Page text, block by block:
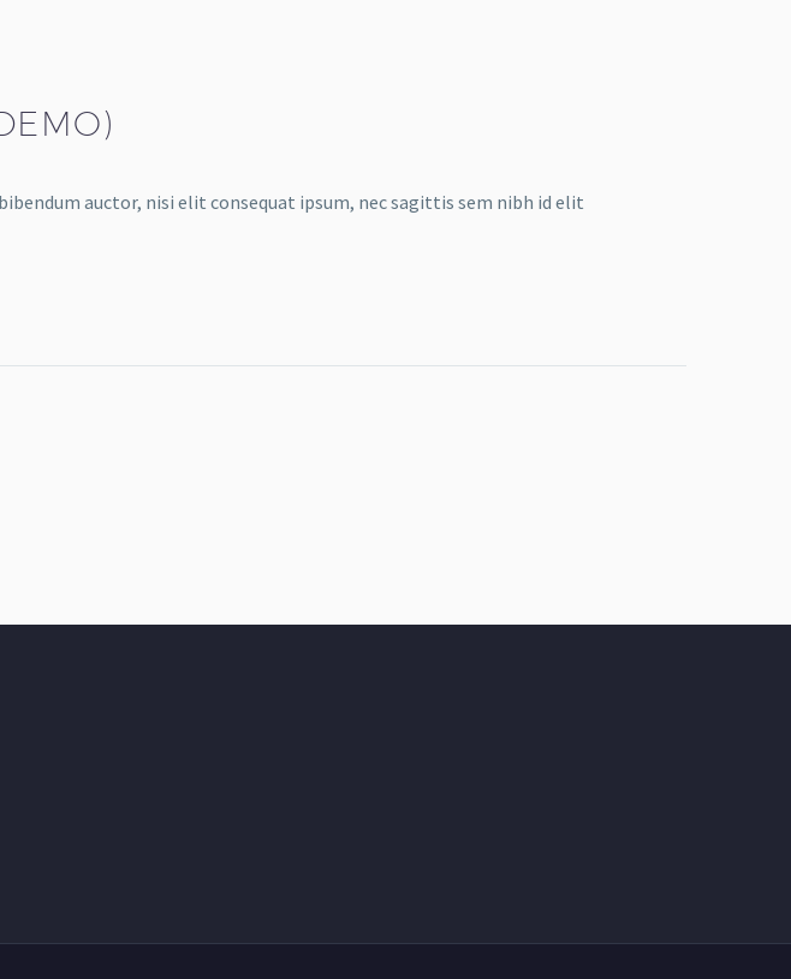
auctor, nisi elit consequat ipsum, nec sagittis sem nibh id elit